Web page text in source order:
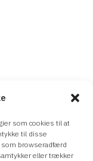
som cookies til at
til disse
som browseradfærd
eller trækker
eller
kontakt
supportaftale.